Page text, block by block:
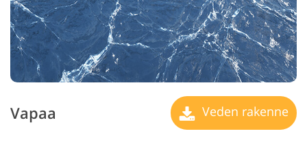
Vapaa Veden rakenne